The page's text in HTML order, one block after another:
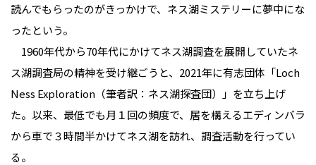
読んでもらったのがきっかけで、ネス湖ミステリーに夢中にな
ったという。
1960年代から70年代にかけてネス湖調査を展開していたネ
ス湖調査局の精神を受け継ごうと、2021年に有志団体「Loch
Ness Exploration（筆者訳：ネス湖探査団）」を立ち上げ
た。以来、最低でも月１回の頻度で、居を構えるエディンバラ
から車で３時間半かけてネス湖を訪れ、調査活動を行ってい
る。